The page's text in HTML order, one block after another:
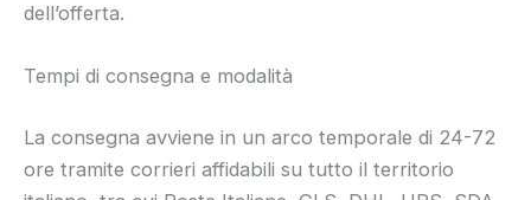
dell’offerta.
Tempi di consegna e modalità
La consegna avviene in un arco temporale di 24-72
ore tramite corrieri affidabili su tutto il territorio